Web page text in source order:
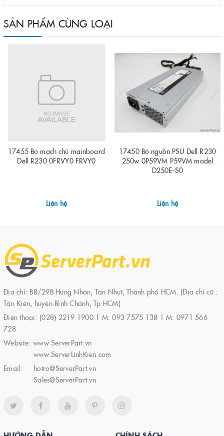
SẢN PHẨM CÙNG LOẠI
17455 Bo mạch chủ mainboard
Dell R230 0FRVY0 FRVY0
Liên hệ
17450 Bộ nguồn PSU Dell R230
250w 0P59VM P59VM model
D250E-S0
Liên hệ
Địa chỉ: B8/29B Hưng Nhơn, Tân Nhựt, Thành phố HCM. (Địa chỉ cũ :
Tân Kiên, huyện Bình Chánh, Tp.HCM)
Điện thoại: (028) 2219 1900 | M: 093 7575 138 | M: 0971 566
728
Website: www.ServerPart.vn
www.ServerLinhKien.com
Email:
hotro@ServerPart.vn
Sales@ServerPart.vn